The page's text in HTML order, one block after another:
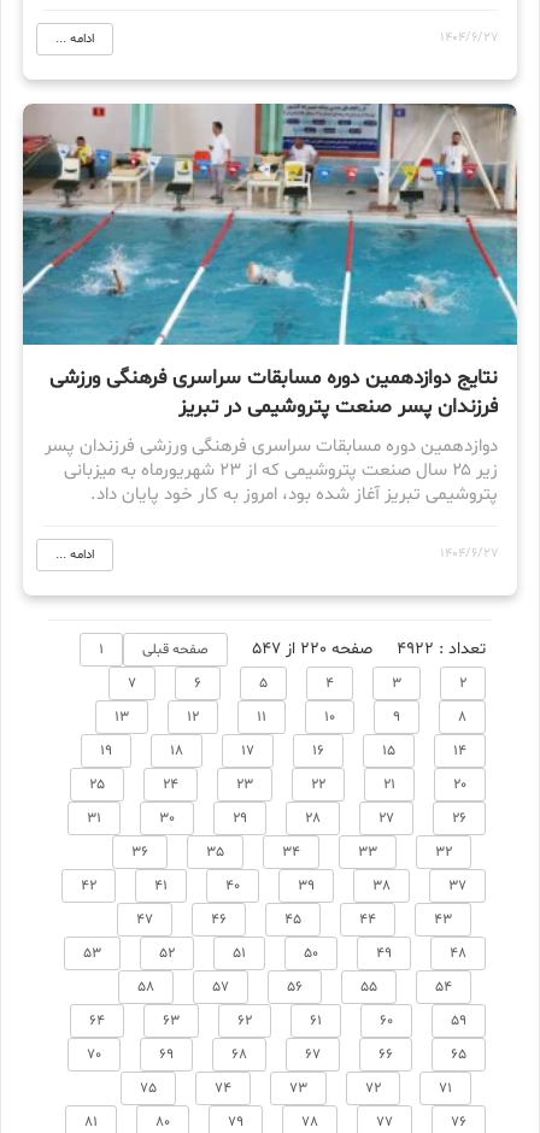
1404/6/27 ادامه ...
نتایج دوازدهمین دوره مسابقات سراسری فرهنگی ورزشی
فرزندان پسر صنعت پتروشیمی در تبریز
دوازدهمین دوره مسابقات سراسری فرهنگی ورزشی فرزندان پسر
زیر ۲۵ سال صنعت پتروشیمی که از ۲۳ شهریورماه به میزبانی
پتروشیمی تبریز آغاز شده بود، امروز به کار خود پایان داد.
1404/6/27 ادامه ...
تعداد : 4922 صفحه 220 از 547 صفحه قبلی
1
2
3
4
5
6
7
8
9
10
11
12
13
14
15
16
17
18
19
20
21
22
23
24
25
26
27
28
29
30
31
32
33
34
35
36
37
38
39
40
41
42
43
44
45
46
47
48
49
50
51
52
53
54
55
56
57
58
59
60
61
62
63
64
65
66
67
68
69
70
71
72
73
74
75
76
77
78
79
80
81